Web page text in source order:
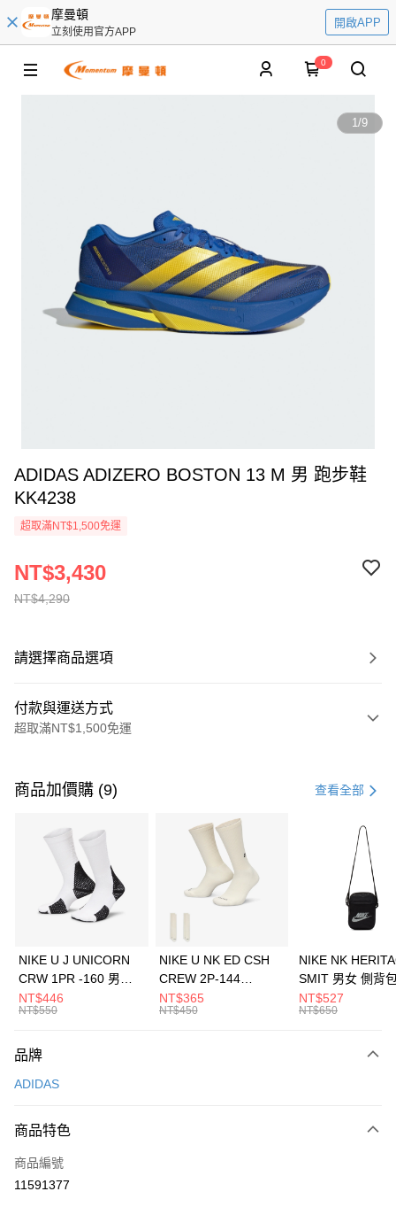
摩曼頓
立刻使用官方APP
開啟APP
0
1/9
ADIDAS ADIZERO BOSTON 13 M 男 跑步鞋
KK4238
超取滿NT$1,500免運
NT$4,290
NT$3,430
請選擇商品選項
付款與運送方式
超取滿NT$1,500免運
信用卡一次付款
3 期 0 利率 每期 21家銀行
合作金庫商業銀行
第一商業銀行
華南商業銀行
彰化商業銀行
上海商業儲蓄銀行
元大商業銀行
台灣樂天信用卡公司
Apple Pay
全盈+PAY
AFTEE先享後付
【關於「AFTEE先享後付」】
便利好安心！
３．安心：先確認商品／服務後，再付款。
【「AFTEE先享後付」結帳流程】
１．於結帳方式選擇「AFTEE先享後付」後，將跳轉至「AFTEE先享後付」
運送方式
每筆NT$100，滿NT$1,500(含以上)免運費
宅配
每筆NT$100，滿NT$1,500(含以上)免運費
商品加價購 (9) 查看全部
NIKE U J UNICORN
CRW 1PR -160 男女
中統襪 FZ3393100
NT$446
NT$550
NIKE U NK ED CSH
CREW 2P-144
EMBRDY 男女 短統襪
FZ3073133
NT$365
NT$450
NIKE NK
SMIT 男女 側背
BA5871010
NT$527
NT$650
品牌
ADIDAS
商品特色
商品編號
11591377